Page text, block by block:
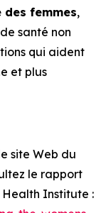
des femmes,
santé non
qui aident
et plus
site Web du
le rapport
Health Institute :